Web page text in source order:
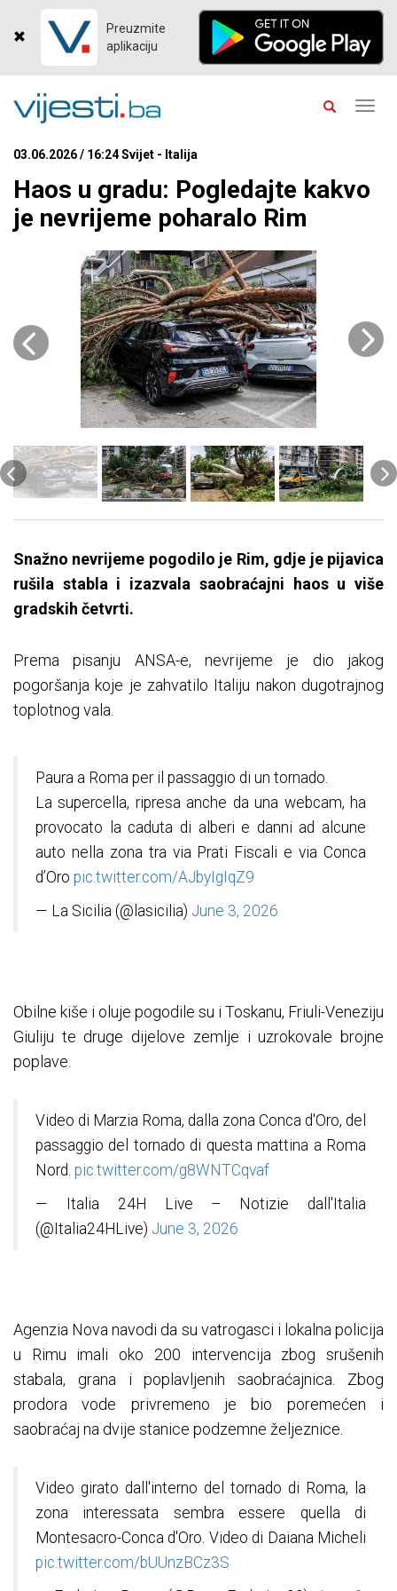
Preuzmite
aplikaciju
03.06.2026 / 16:24 Svijet - Italija
Haos u gradu: Pogledajte kakvo
je nevrijeme poharalo Rim
Snažno nevrijeme pogodilo je Rim, gdje je pijavica
rušila stabla i izazvala saobraćajni haos u više
gradskih četvrti.
Prema pisanju ANSA-e, nevrijeme je dio jakog
pogoršanja koje je zahvatilo Italiju nakon dugotrajnog
toplotnog vala.
Paura a Roma per il passaggio di un tornado.
La supercella, ripresa anche da una webcam, ha
provocato la caduta di alberi e danni ad alcune
auto nella zona tra via Prati Fiscali e via Conca
d’Oro pic.twitter.com/AJbyIgIqZ9
— La Sicilia (@lasicilia) June 3, 2026
Obilne kiše i oluje pogodile su i Toskanu, Friuli-Veneziju
Giuliju te druge dijelove zemlje i uzrokovale brojne
poplave.
Video di Marzia Roma, dalla zona Conca d'Oro, del
passaggio del tornado di questa mattina a Roma
Nord. pic.twitter.com/g8WNTCqvaf
— Italia 24H Live – Notizie dall'Italia
(@Italia24HLive) June 3, 2026
Agenzia Nova navodi da su vatrogasci i lokalna policija
u Rimu imali oko 200 intervencija zbog srušenih
stabala, grana i poplavljenih saobraćajnica. Zbog
prodora vode privremeno je bio poremećen i
saobraćaj na dvije stanice podzemne željeznice.
Video girato dall'interno del tornado di Roma, la
zona interessata sembra essere quella di
Montesacro-Conca d'Oro. Video di Daiana Micheli
pic.twitter.com/bUUnzBCz3S